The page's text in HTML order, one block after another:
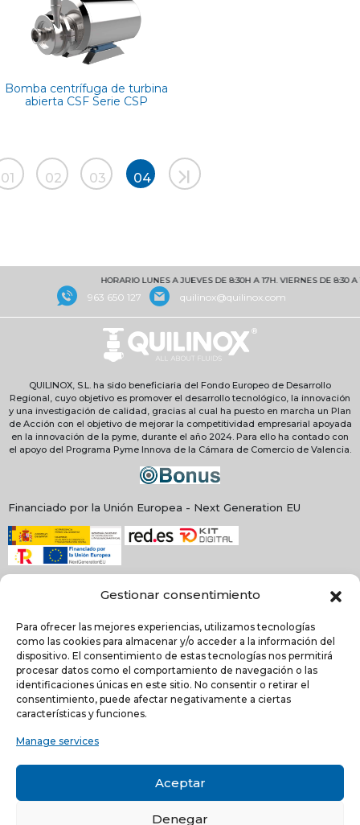
Gestionar consentimiento
Para ofrecer las mejores experiencias, utilizamos tecnologías
como las cookies para almacenar y/o acceder a la información del
dispositivo. El consentimiento de estas tecnologías nos permitirá
procesar datos como el comportamiento de navegación o las
identificaciones únicas en este sitio. No consentir o retirar el
consentimiento, puede afectar negativamente a ciertas
características y funciones.
Manage services
Aceptar
Denegar
Bomba centrífuga de turbina
abierta CSF Serie CSP
01 02 03 04
HORARIO LUNES A JUEVES DE 8:30H A 17H. VIERNES DE 8:30 A
963 650 127 quilinox@quilinox.com
QUILINOX, S.L. ha sido beneficiaria del Fondo Europeo de Desarrollo
Regional, cuyo objetivo es promover el desarrollo tecnológico, la innovación
y una investigación de calidad, gracias al cual ha puesto en marcha un Plan
de Acción con el objetivo de mejorar la competitividad empresarial apoyada
en la innovación de la pyme, durante el año 2024. Para ello ha contado con
el apoyo del Programa Pyme Innova de la Cámara de Comercio de Valencia.
Financiado por la Unión Europea - Next Generation EU
NEWSLETTER
He leído y acepto la política de Privacidad
Acepto recibir comunicaciones electrónicas informativas de Quilinox S.L. de
productos y servicios